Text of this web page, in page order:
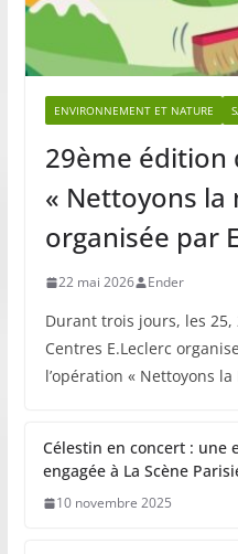
ENVIRONNEMENT ET NATURE
29ème édition
« Nettoyons la
organisée par
22 mai 2026 Ender
Durant trois jours, les 25,
Centres E.Leclerc
l’opération « Nettoyons
Célestin en concert : une
engagée à La Scène
10 novembre 2025